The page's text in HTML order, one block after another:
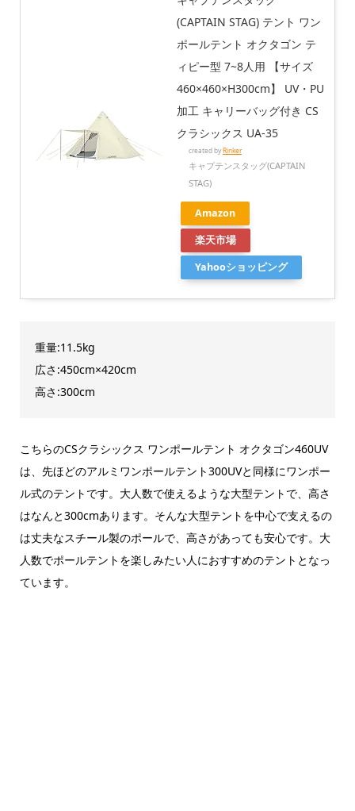
(CAPTAIN STAG) テント ワン
ポールテント オクタゴン テ
ィピー型 7~8人用 【サイズ
460×460×H300cm】 UV・PU
加工 キャリーバッグ付き CS
クラシックス UA-35
created by Rinker
キャプテンスタッグ(CAPTAIN
STAG)
Amazon
楽天市場
Yahooショッピング
重量:11.5kg
広さ:450cm×420cm
高さ:300cm
こちらのCSクラシックス ワンポールテント オクタゴン460UV
は、先ほどのアルミワンポールテント300UVと同様にワンポー
ル式のテントです。大人数で使えるような大型テントで、高さ
はなんと300cmあります。そんな大型テントを中心で支えるの
は丈夫なスチール製のポールで、高さがあっても安心です。大
人数でポールテントを楽しみたい人におすすめのテントとなっ
ています。